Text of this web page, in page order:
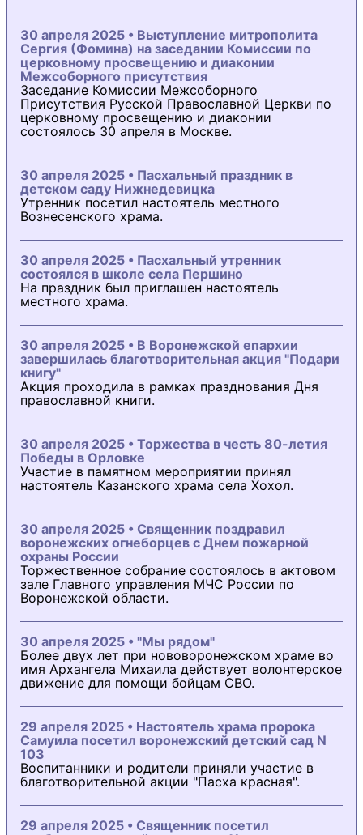
30 апреля 2025 • Выступление митрополита
Сергия (Фомина) на заседании Комиссии по
церковному просвещению и диаконии
Межсоборного присутствия
Заседание Комиссии Межсоборного
Присутствия Русской Православной Церкви по
церковному просвещению и диаконии
состоялось 30 апреля в Москве.
30 апреля 2025 • Пасхальный праздник в
детском саду Нижнедевицка
Утренник посетил настоятель местного
Вознесенского храма.
30 апреля 2025 • Пасхальный утренник
состоялся в школе села Першино
На праздник был приглашен настоятель
местного храма.
30 апреля 2025 • В Воронежской епархии
завершилась благотворительная акция "Подари
книгу"
Акция проходила в рамках празднования Дня
православной книги.
30 апреля 2025 • Торжества в честь 80-летия
Победы в Орловке
Участие в памятном мероприятии принял
настоятель Казанского храма села Хохол.
30 апреля 2025 • Священник поздравил
воронежских огнеборцев с Днем пожарной
охраны России
Торжественное собрание состоялось в актовом
зале Главного управления МЧС России по
Воронежской области.
30 апреля 2025 • "Мы рядом"
Более двух лет при нововоронежском храме во
имя Архангела Михаила действует волонтерское
движение для помощи бойцам СВО.
29 апреля 2025 • Настоятель храма пророка
Самуила посетил воронежский детский сад N
103
Воспитанники и родители приняли участие в
благотворительной акции "Пасха красная".
29 апреля 2025 • Священник посетил